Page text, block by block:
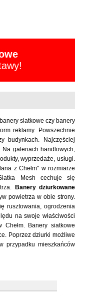
siatkowe czy banery
reklamy. Powszechnie
budynkach. Najczęściej
galeriach handlowych,
wyprzedaże, usługi.
z Chełm" w rozmiarze
Mesh cechuje się
Banery dziurkowane
powietrza w obie strony.
rusztowania, ogrodzenia
na swoje właściwości
Banery siatkowe
Poprzez dziurki możliwe
przypadku mieszkańców